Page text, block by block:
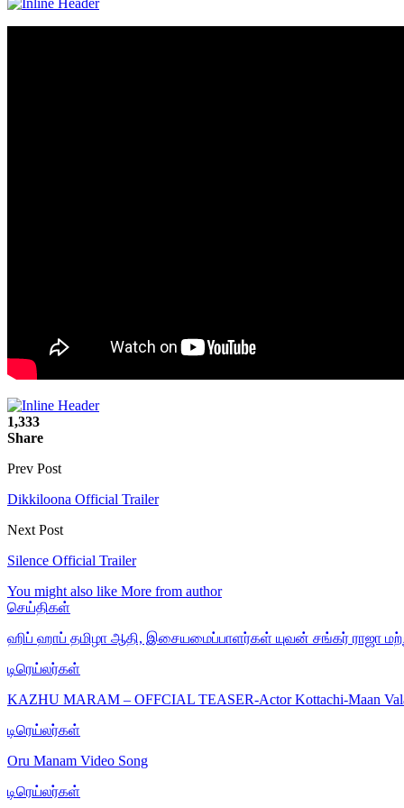
1,333
Share
Prev Post
Dikkiloona Official Trailer
Next Post
Silence Official Trailer
You might also like More from author
செய்திகள்
ஹிப் ஹாப் தமிழா ஆதி, இசையமைப்பாளர்கள் யுவன் சங்கர் ராஜா
டிரெய்லர்கள்
KAZHU MARAM – OFFCIAL TEASER-Actor Kottachi-Maan
டிரெய்லர்கள்
Oru Manam Video Song
டிரெய்லர்கள்